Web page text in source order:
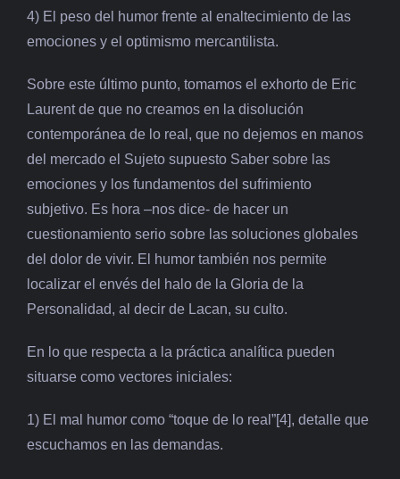
4) El peso del humor frente al enaltecimiento de las
emociones y el optimismo mercantilista.
Sobre este último punto, tomamos el exhorto de Eric
Laurent de que no creamos en la disolución
contemporánea de lo real, que no dejemos en manos
del mercado el Sujeto supuesto Saber sobre las
emociones y los fundamentos del sufrimiento
subjetivo. Es hora –nos dice- de hacer un
cuestionamiento serio sobre las soluciones globales
del dolor de vivir. El humor también nos permite
localizar el envés del halo de la Gloria de la
Personalidad, al decir de Lacan, su culto.
En lo que respecta a la práctica analítica pueden
situarse como vectores iniciales:
1) El mal humor como “toque de lo real”[4], detalle que
escuchamos en las demandas.